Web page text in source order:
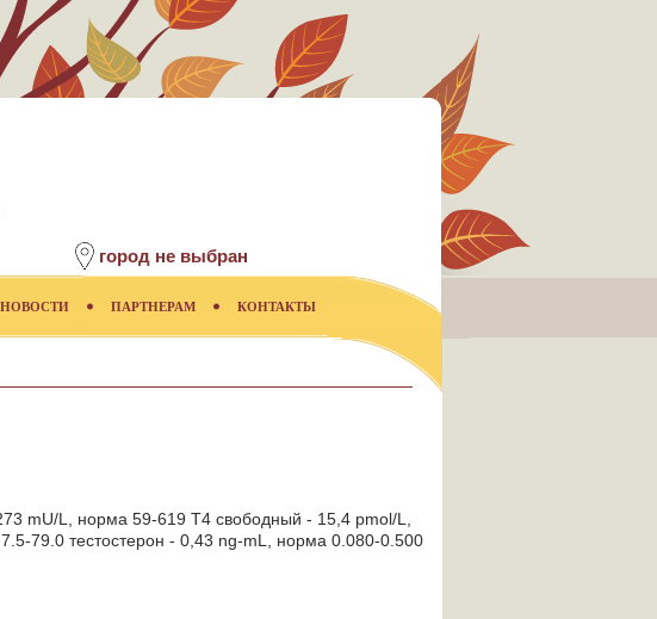
город не выбран
НОВОСТИ ПАРТНЕРАМ КОНТАКТЫ
mU/L, норма 59-619 Т4 свободный - 15,4 pmol/L,
79.0 тестостерон - 0,43 ng-mL, норма 0.080-0.500